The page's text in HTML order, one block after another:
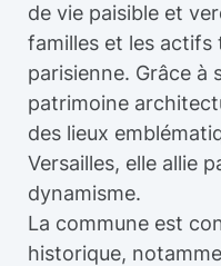
de vie paisible et
familles et les actifs
parisienne. Grâce à
patrimoine
des lieux
Versailles, elle allie
dynamisme.
La commune est
historique,